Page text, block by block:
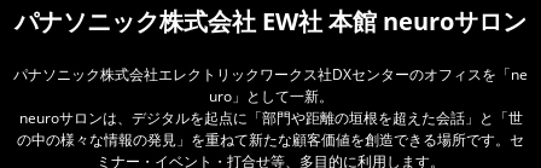
パナソニック株式会社 EW社 本館 neuroサロン
パナソニック株式会社エレクトリックワークス社DXセンターのオフィスを「ne
uro」として一新。
neuroサロンは、デジタルを起点に「部門や距離の垣根を超えた会話」と「世
の中の様々な情報の発見」を重ねて新たな顧客価値を創造できる場所です。セ
ミナー・イベント・打合せ等、多目的に利用します。